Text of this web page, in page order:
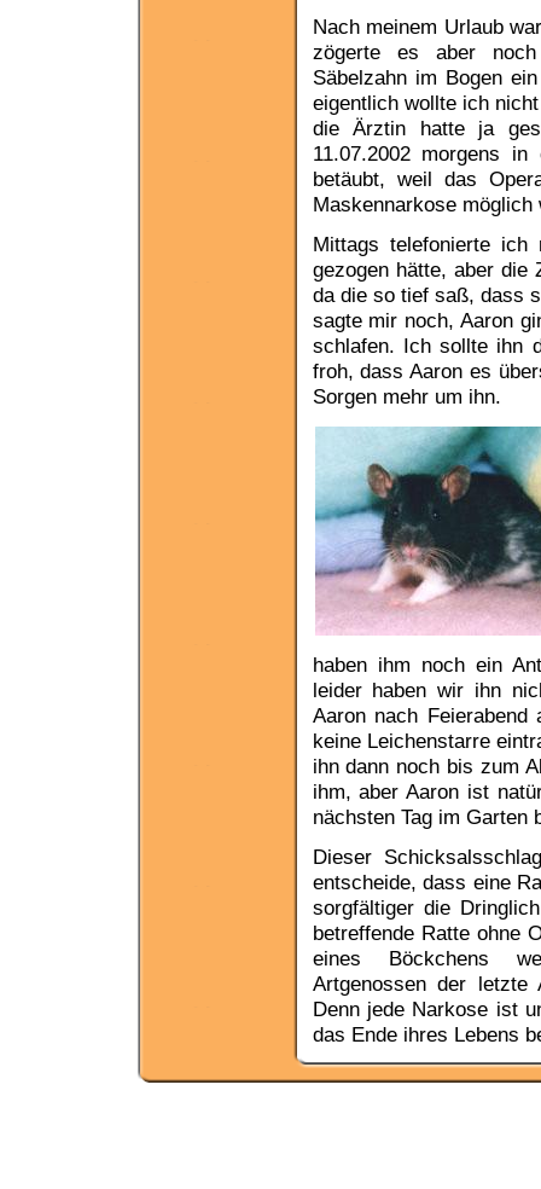
Nach meinem Urlaub
zögerte es aber
Säbelzahn im Bogen
eigentlich wollte ich
die Ärztin hatte ja
11.07.2002 morgens
betäubt, weil das
Maskennarkose möglich
Mittags telefonierte
gezogen hätte, aber die
da die so tief saß, dass
sagte mir noch, Aaron
schlafen. Ich sollte ihn
froh, dass Aaron es
Sorgen mehr um ihn.
haben ihm noch ein
leider haben wir ihn
Aaron nach
keine Leichenstarre
ihn dann noch bis zum
ihm, aber Aaron ist
nächsten Tag im Garten
Dieser
entscheide, dass eine
sorgfältiger die
betreffende Ratte ohne
eines Böckchens
Artgenossen der letzte
Denn jede Narkose ist
das Ende ihres Lebens